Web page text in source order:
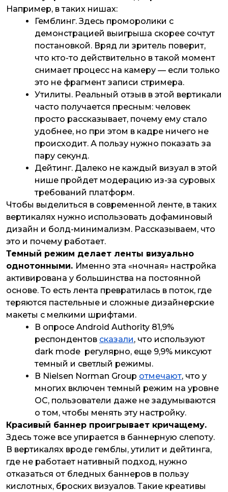
Например, в таких нишах:
Гемблинг. Здесь проморолики с
демонстрацией выигрыша скорее сочтут
постановкой. Вряд ли зритель поверит,
что кто-то действительно в такой момент
снимает процесс на камеру — если только
это не фрагмент записи стримера.
Утилиты. Реальный отзыв в этой вертикали
часто получается пресным: человек
просто рассказывает, почему ему стало
удобнее, но при этом в кадре ничего не
происходит. А пользу нужно показать за
пару секунд.
Дейтинг. Далеко не каждый визуал в этой
нише пройдет модерацию из-за суровых
требований платформ.
Чтобы выделиться в современной ленте, в таких
вертикалях нужно использовать дофаминовый
дизайн и болд-минимализм. Рассказываем, что
это и почему работает.
Темный режим делает ленты визуально
однотонными. Именно эта «ночная» настройка
активирована у большинства на постоянной
основе. То есть лента превратилась в поток, где
теряются пастельные и сложные дизайнерские
макеты с мелкими шрифтами.
В опросе Android Authority 81,9%
респондентов сказали, что используют
dark mode регулярно, еще 9,9% миксуют
темный и светлый режимы.
В Nielsen Norman Group отмечают, что у
многих включен темный режим на уровне
ОС, пользователи даже не задумываются
о том, чтобы менять эту настройку.
Красивый баннер проигрывает кричащему.
Здесь тоже все упирается в баннерную слепоту.
В вертикалях вроде гемблы, утилит и дейтинга,
где не работает нативный подход, нужно
отказаться от бледных баннеров в пользу
кислотных, броских визуалов. Такие креативы